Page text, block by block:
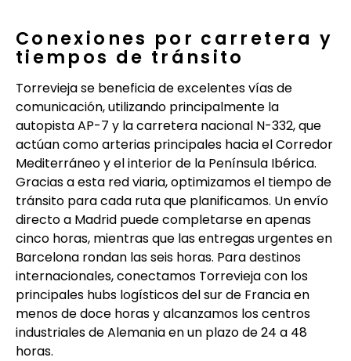
Conexiones por carretera y
tiempos de tránsito
Torrevieja se beneficia de excelentes vías de
comunicación, utilizando principalmente la
autopista AP-7 y la carretera nacional N-332, que
actúan como arterias principales hacia el Corredor
Mediterráneo y el interior de la Península Ibérica.
Gracias a esta red viaria, optimizamos el tiempo de
tránsito para cada ruta que planificamos. Un envío
directo a Madrid puede completarse en apenas
cinco horas, mientras que las entregas urgentes en
Barcelona rondan las seis horas. Para destinos
internacionales, conectamos Torrevieja con los
principales hubs logísticos del sur de Francia en
menos de doce horas y alcanzamos los centros
industriales de Alemania en un plazo de 24 a 48
horas.